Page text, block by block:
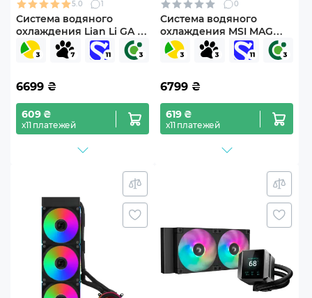
5.0 1
Система водяного
охлаждения Lian Li GA II
Lite 360P Black
(G89.GA2L36PB.00)
6699 ₴
609 ₴
х11 платежей
0
Система водяного
охлаждения MSI MAG
CoreLiquid E360
6799 ₴
619 ₴
х11 платежей